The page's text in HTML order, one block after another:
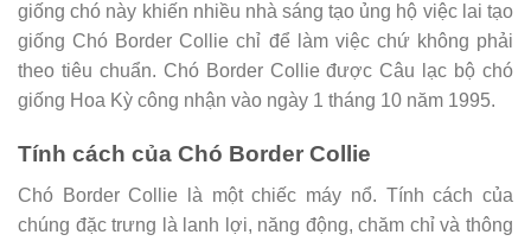
giống chó này khiến nhiều nhà sáng tạo ủng hộ việc lai tạo
giống Chó Border Collie chỉ để làm việc chứ không phải
theo tiêu chuẩn. Chó Border Collie được Câu lạc bộ chó
giống Hoa Kỳ công nhận vào ngày 1 tháng 10 năm 1995.
Tính cách của Chó Border Collie
Chó Border Collie là một chiếc máy nổ. Tính cách của
chúng đặc trưng là lanh lợi, năng động, chăm chỉ và thông